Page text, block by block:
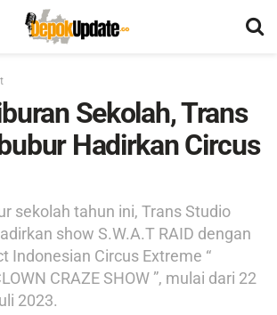
Sekolah, Trans
Hadirkan Circus
sekolah tahun ini, Trans Studio
show S.W.A.T RAID dengan
Indonesian Circus Extreme “
CRAZE SHOW ”, mulai dari 22
2023.